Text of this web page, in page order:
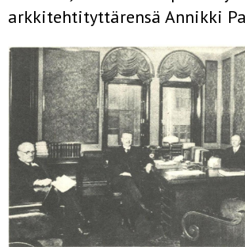
arkkitehtityttärensä Annikki